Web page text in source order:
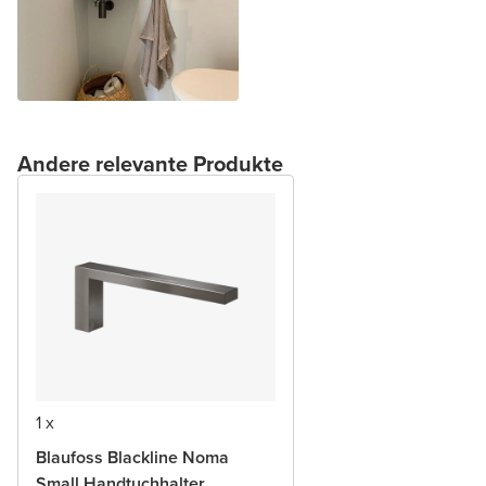
Andere relevante Produkte
1 x
Blaufoss Blackline Noma